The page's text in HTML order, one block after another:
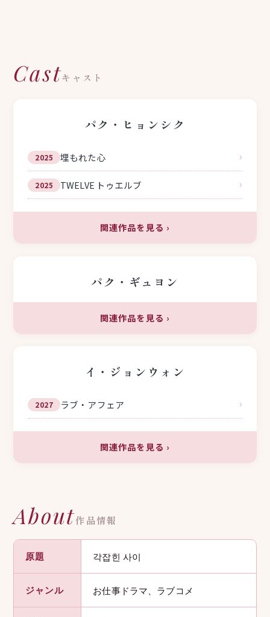
Castキャスト
パク・ヒョンシク
2025 埋もれた心 ›
2025 TWELVE トゥエルブ ›
関連作品を見る ›
パク・ギュヨン
関連作品を見る ›
イ・ジョンウォン
2027 ラブ・アフェア ›
関連作品を見る ›
About作品情報
原題 각잡힌 사이
ジャンル お仕事ドラマ、ラブコメ